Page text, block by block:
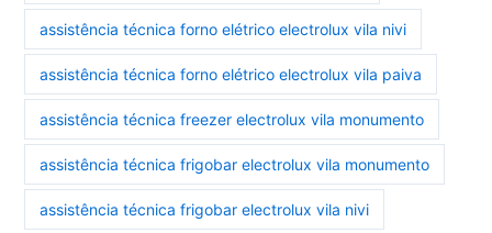
assistência técnica forno elétrico electrolux vila nivi
assistência técnica forno elétrico electrolux vila paiva
assistência técnica freezer electrolux vila monumento
assistência técnica frigobar electrolux vila monumento
assistência técnica frigobar electrolux vila nivi